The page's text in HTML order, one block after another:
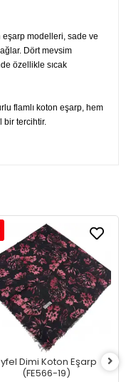
modelleri, sade ve
Dört mevsim
özellikle sıcak
flamlı koton eşarp, hem
bir tercihtir.
Dimi Koton Eşarp
(FE566-19)